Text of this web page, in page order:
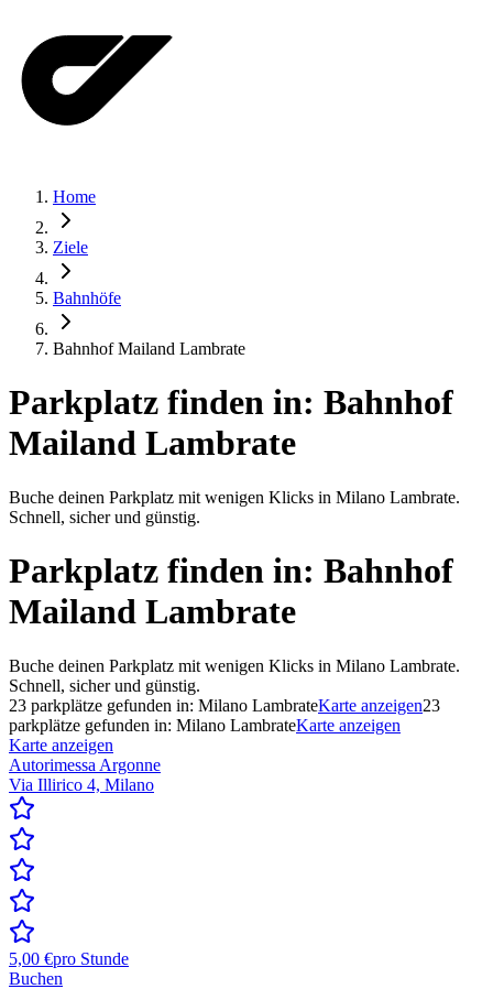
Home
Ziele
Bahnhöfe
Bahnhof Mailand Lambrate
Parkplatz finden in: Bahnhof
Mailand Lambrate
Buche deinen Parkplatz mit wenigen Klicks in Milano Lambrate.
Schnell, sicher und günstig.
Parkplatz finden in: Bahnhof
Mailand Lambrate
Buche deinen Parkplatz mit wenigen Klicks in Milano Lambrate.
Schnell, sicher und günstig.
23 parkplätze gefunden in: Milano LambrateKarte anzeigen23
parkplätze gefunden in: Milano LambrateKarte anzeigen
Karte anzeigen
Autorimessa Argonne
Via Illirico 4, Milano
5,00 €pro Stunde
Buchen